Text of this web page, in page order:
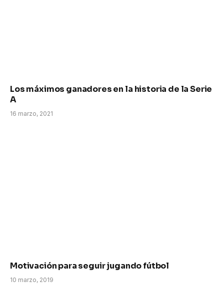
Los máximos ganadores en la historia de la Serie
A
16 marzo, 2021
Motivación para seguir jugando fútbol
10 marzo, 2019